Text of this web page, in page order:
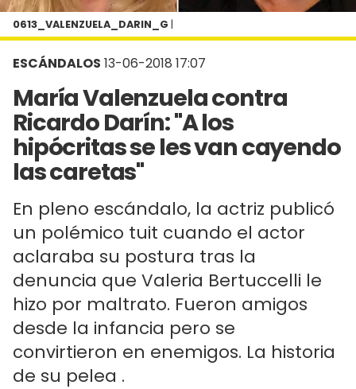
ESCÁNDALOS 13-06-2018 17:07
María Valenzuela contra
Ricardo Darín: "A los
hipócritas se les van cayendo
las caretas"
En pleno escándalo, la actriz publicó
un polémico tuit cuando el actor
aclaraba su postura tras la
denuncia que Valeria Bertuccelli le
hizo por maltrato. Fueron amigos
desde la infancia pero se
convirtieron en enemigos. La historia
de su pelea .
0613_VALENZUELA_DARIN_G |